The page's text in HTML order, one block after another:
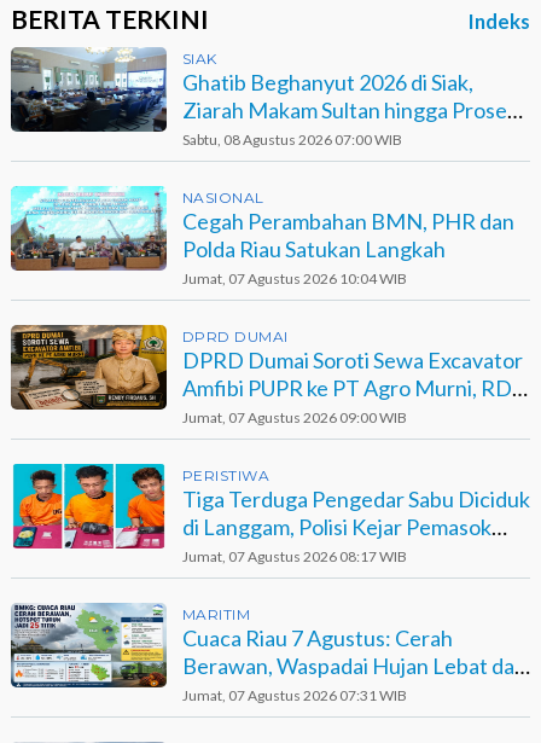
BERITA TERKINI Indeks
SIAK
Ghatib Beghanyut 2026 di Siak,
Ziarah Makam Sultan hingga Prosesi
di Sungai
Sabtu, 08 Agustus 2026 07:00 WIB
NASIONAL
Cegah Perambahan BMN, PHR dan
Polda Riau Satukan Langkah
Jumat, 07 Agustus 2026 10:04 WIB
DPRD DUMAI
DPRD Dumai Soroti Sewa Excavator
Amfibi PUPR ke PT Agro Murni, RDP
Jadi Opsi
Jumat, 07 Agustus 2026 09:00 WIB
PERISTIWA
Tiga Terduga Pengedar Sabu Diciduk
di Langgam, Polisi Kejar Pemasok
Berinisial GA
Jumat, 07 Agustus 2026 08:17 WIB
MARITIM
Cuaca Riau 7 Agustus: Cerah
Berawan, Waspadai Hujan Lebat dan
Petir
Jumat, 07 Agustus 2026 07:31 WIB